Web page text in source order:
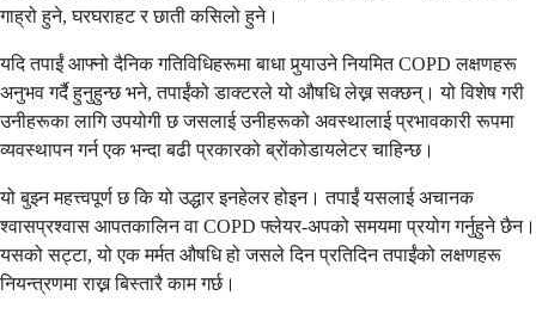
गाह्रो हुने, घरघराहट र छाती कसिलो हुने।
यदि तपाईं आफ्नो दैनिक गतिविधिहरूमा बाधा पुर्‍याउने नियमित COPD लक्षणहरू
अनुभव गर्दै हुनुहुन्छ भने, तपाईंको डाक्टरले यो औषधि लेख्न सक्छन्। यो विशेष गरी
उनीहरूका लागि उपयोगी छ जसलाई उनीहरूको अवस्थालाई प्रभावकारी रूपमा
व्यवस्थापन गर्न एक भन्दा बढी प्रकारको ब्रोंकोडायलेटर चाहिन्छ।
यो बुझ्न महत्त्वपूर्ण छ कि यो उद्धार इनहेलर होइन। तपाईं यसलाई अचानक
श्वासप्रश्वास आपतकालिन वा COPD फ्लेयर-अपको समयमा प्रयोग गर्नुहुने छैन।
यसको सट्टा, यो एक मर्मत औषधि हो जसले दिन प्रतिदिन तपाईंको लक्षणहरू
नियन्त्रणमा राख्न बिस्तारै काम गर्छ।